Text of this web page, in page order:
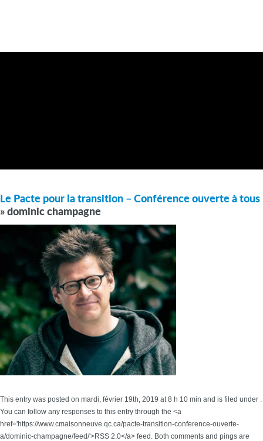
Le Pacte pour la transition – Conférence ouverte à tous
» dominic champagne
This entry was posted on mardi, février 19th, 2019 at 8 h 10 min and is filed under .
You can follow any responses to this entry through the <a
href='https://www.cmaisonneuve.qc.ca/pacte-transition-conference-ouverte-
a/dominic-champagne/feed/'>RSS 2.0</a> feed. Both comments and pings are